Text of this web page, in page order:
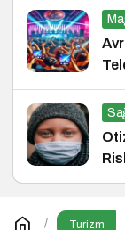
Turizm